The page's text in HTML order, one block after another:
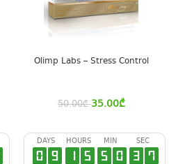
Olimp Labs – Stress Control
50.00₾ 35.00₾
DAYS
0 9
HOURS
1 5
MIN
5 0
SEC
3 6